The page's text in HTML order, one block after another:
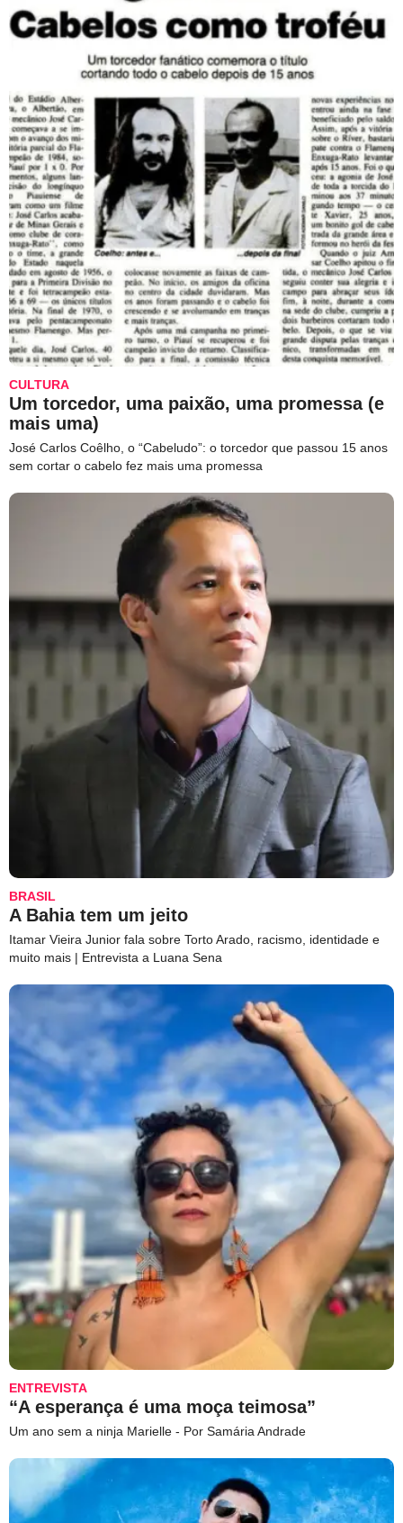
CULTURA
Um torcedor, uma paixão, uma promessa (e
mais uma)
José Carlos Coêlho, o “Cabeludo”: o torcedor que passou 15 anos
sem cortar o cabelo fez mais uma promessa
BRASIL
A Bahia tem um jeito
Itamar Vieira Junior fala sobre Torto Arado, racismo, identidade e
muito mais | Entrevista a Luana Sena
ENTREVISTA
“A esperança é uma moça teimosa”
Um ano sem a ninja Marielle - Por Samária Andrade